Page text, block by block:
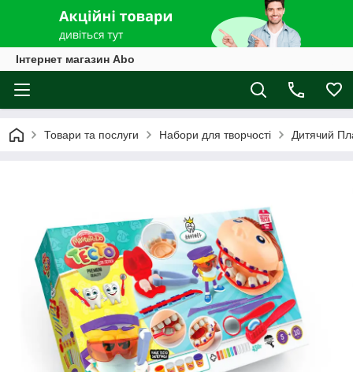
Інтернет магазин Abo
Товари та послуги Набори для творчості Дитячий